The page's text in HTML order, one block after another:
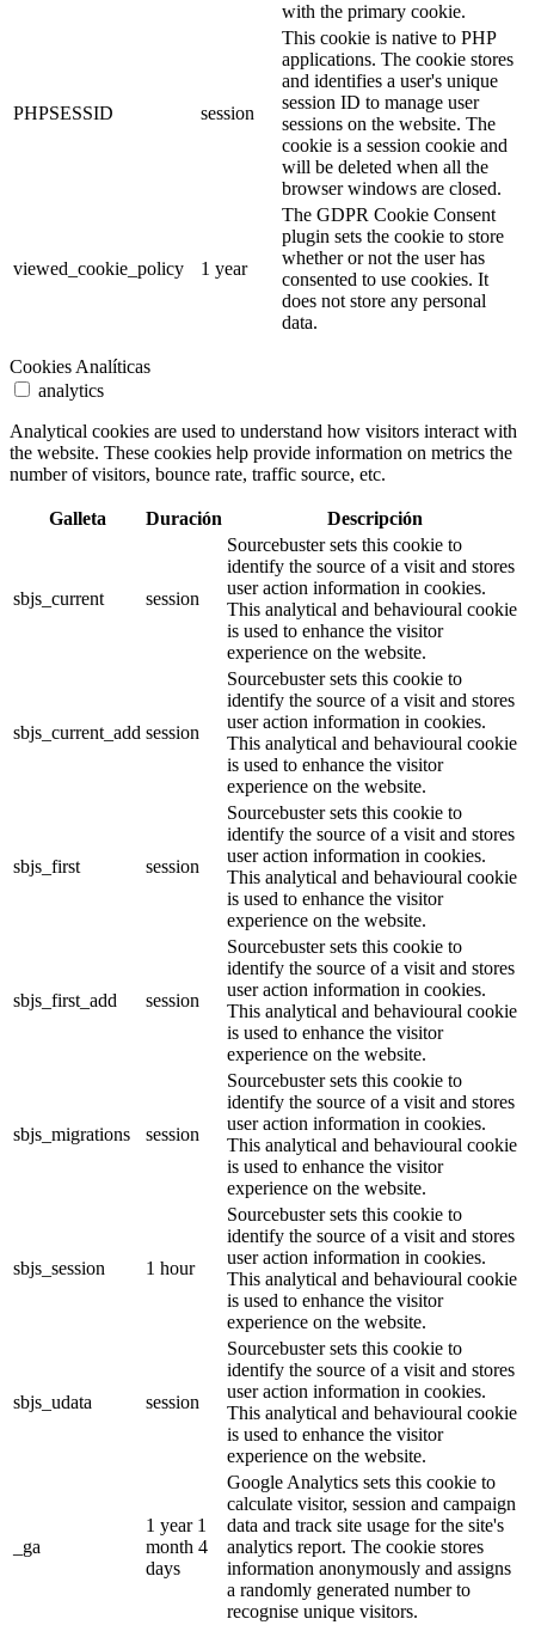
with the primary cookie.
PHPSESSID session
This cookie is native to PHP
applications. The cookie stores
and identifies a user's unique
session ID to manage user
sessions on the website. The
cookie is a session cookie and
will be deleted when all the
browser windows are closed.
viewed_cookie_policy 1 year
The GDPR Cookie Consent
plugin sets the cookie to store
whether or not the user has
consented to use cookies. It
does not store any personal
data.
Cookies Analíticas
analytics
Analytical cookies are used to understand how visitors interact with
the website. These cookies help provide information on metrics the
number of visitors, bounce rate, traffic source, etc.
Galleta Duración Descripción
sbjs_current session
Sourcebuster sets this cookie to
identify the source of a visit and stores
user action information in cookies.
This analytical and behavioural cookie
is used to enhance the visitor
experience on the website.
sbjs_current_add session
Sourcebuster sets this cookie to
identify the source of a visit and stores
user action information in cookies.
This analytical and behavioural cookie
is used to enhance the visitor
experience on the website.
sbjs_first session
Sourcebuster sets this cookie to
identify the source of a visit and stores
user action information in cookies.
This analytical and behavioural cookie
is used to enhance the visitor
experience on the website.
sbjs_first_add session
Sourcebuster sets this cookie to
identify the source of a visit and stores
user action information in cookies.
This analytical and behavioural cookie
is used to enhance the visitor
experience on the website.
sbjs_migrations session
Sourcebuster sets this cookie to
identify the source of a visit and stores
user action information in cookies.
This analytical and behavioural cookie
is used to enhance the visitor
experience on the website.
sbjs_session 1 hour
Sourcebuster sets this cookie to
identify the source of a visit and stores
user action information in cookies.
This analytical and behavioural cookie
is used to enhance the visitor
experience on the website.
sbjs_udata session
Sourcebuster sets this cookie to
identify the source of a visit and stores
user action information in cookies.
This analytical and behavioural cookie
is used to enhance the visitor
experience on the website.
_ga
1 year 1
month 4
days
Google Analytics sets this cookie to
calculate visitor, session and campaign
data and track site usage for the site's
analytics report. The cookie stores
information anonymously and assigns
a randomly generated number to
recognise unique visitors.